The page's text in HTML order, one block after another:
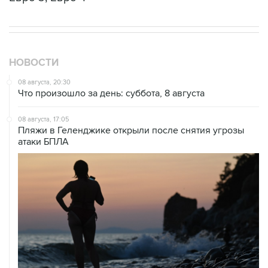
08 августа, 20:30
Что произошло за день: суббота, 8 августа
08 августа, 17:05
атаки БПЛА